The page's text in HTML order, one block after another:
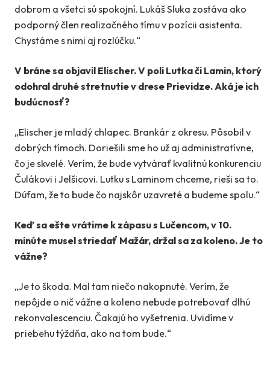
dobrom a všetci sú spokojní. Lukáš Sluka zostáva ako
podporný člen realizačného tímu v pozícii asistenta.
Chystáme s nimi aj rozlúčku.“
V bráne sa objavil Elischer. V poli Lutka či Lamin, ktorý
odohral druhé stretnutie v drese Prievidze. Aká je ich
budúcnosť?
„Elischer je mladý chlapec. Brankár z okresu. Pôsobil v
dobrých tímoch. Doriešili sme ho už aj administratívne,
čo je skvelé. Verím, že bude vytvárať kvalitnú konkurenciu
Čulákovi i Jelšicovi. Lutku s Laminom chceme, rieši sa to.
Dúfam, že to bude čo najskôr uzavreté a budeme spolu.“
Keď sa ešte vrátime k zápasu s Lučencom, v 10.
minúte musel striedať Mažár, držal sa za koleno. Je to
vážne?
„Je to škoda. Mal tam niečo nakopnuté. Verím, že
nepôjde o nič vážne a koleno nebude potrebovať dlhú
rekonvalescenciu. Čakajú ho vyšetrenia. Uvidíme v
priebehu týždňa, ako na tom bude.“